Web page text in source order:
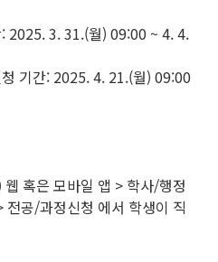
2025. 3. 31.(월) 09:00 ~ 4. 4.
기간: 2025. 4. 21.(월) 09:00
혹은 모바일 앱 > 학사/행정
공/과정신청 에서 학생이 직